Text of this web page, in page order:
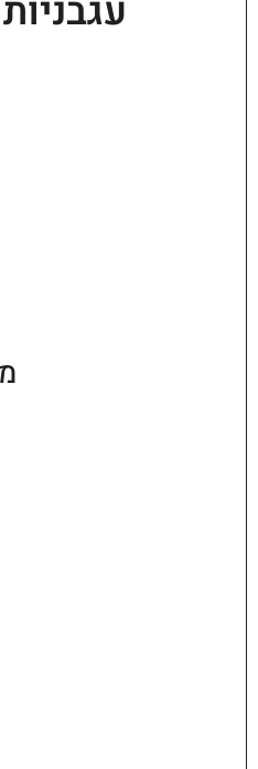
עגבניות